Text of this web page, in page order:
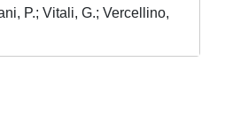
P.; Vitali, G.; Vercellino,